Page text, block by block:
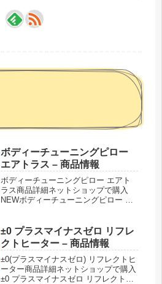
ボディーチューニングピロー
エアトラス – 商品情報
ボディーチューニングピロー エアト
ラス商品詳細ネットショップで購入
NEWボディーチューニングピロー エ
介された番組こんな商品もおススメ！
±0 プラスマイナスゼロ リフレ
クトヒーター – 商品情報
±0(プラスマイナスゼロ) リフレクトヒ
ーター商品詳細ネットショップで購入
±0 プラスマイナスゼロ リフレクトヒ